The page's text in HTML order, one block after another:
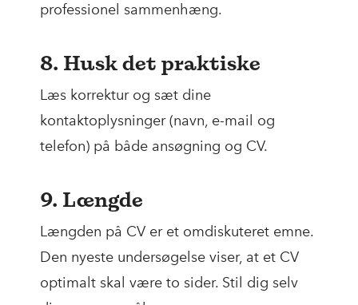
professionel sammenhæng.
8. Husk det praktiske
Læs korrektur og sæt dine
kontaktoplysninger (navn, e-mail og
telefon) på både ansøgning og CV.
9. Længde
Længden på CV er et omdiskuteret emne.
Den nyeste undersøgelse viser, at et CV
optimalt skal være to sider. Stil dig selv